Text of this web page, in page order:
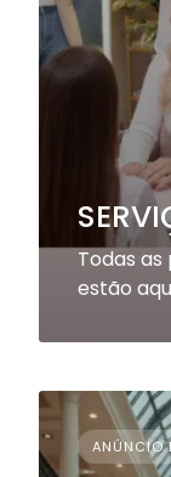
Todas as
estão
ANÚNCIO